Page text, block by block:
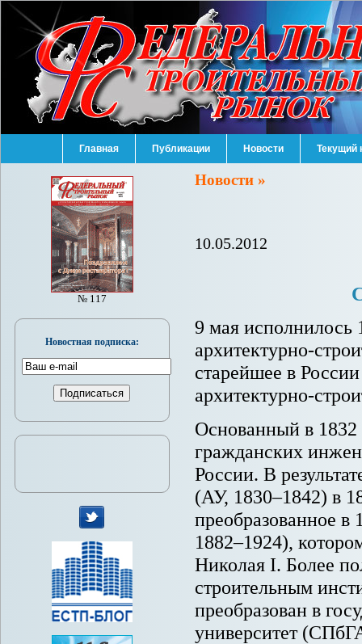
Главная Публикации Новости Текущий
Новости »
10.05.2012
9 мая исполнилось
архитектурно-
старейшее в
архитектурно-
Основанный в
гражданских
России. В
(АУ, 1830–1842) в
преобразованное
1882–1924),
Николая I. Более
строительным
преобразован в
университет
№ 117
Новостная подписка:
мы
в
Twitter